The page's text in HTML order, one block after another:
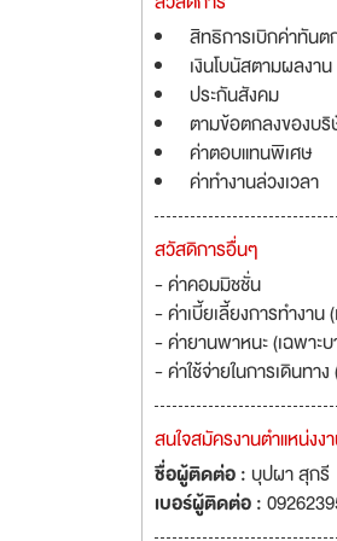
สิทธิการเบิกค่าทันต
เงินโบนัสตามผลงาน
ประกันสังคม
ตามข้อตกลงของบ
ค่าตอบแทนพิเศษ
ค่าทำงานล่วงเวลา
สวัสดิการอื่นๆ
- ค่าคอมมิชชั่น
- ค่าเบี้ยเลี้ยงการทำงาน
- ค่ายานพาหนะ (เฉพาะบ
- ค่าใช้จ่ายในการเดินทา
สนใจสมัครงานตำแหน่ง
ชื่อผู้ติดต่อ :บุปผา สุกรี
เบอร์ผู้ติดต่อ :